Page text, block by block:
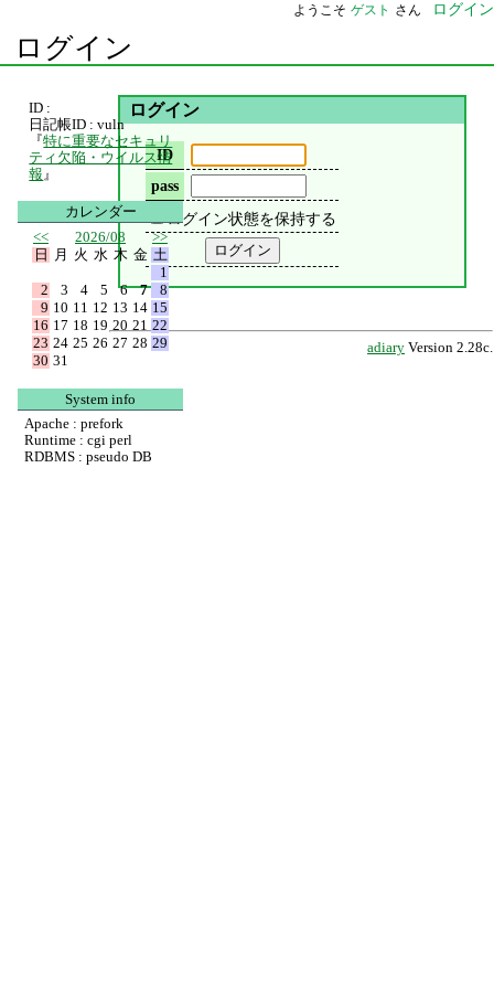
ようこそ ゲスト さん ログイン
ログイン
ログイン
ID
pass
ログイン状態を保持する
adiary Version 2.28c.
ID :
日記帳ID : vuln
『特に重要なセキュリ
ティ欠陥・ウイルス情
報 』
カレンダー
<<
2026/08
>>
日
月 火 水 木 金 土
1
2
3 4 5 6 7
8
9 10 11 12 13 14 15
16 17 18 19 20 21 22
23 24 25 26 27 28 29
30 31
System info
Apache : prefork
Runtime : cgi perl
RDBMS : pseudo DB